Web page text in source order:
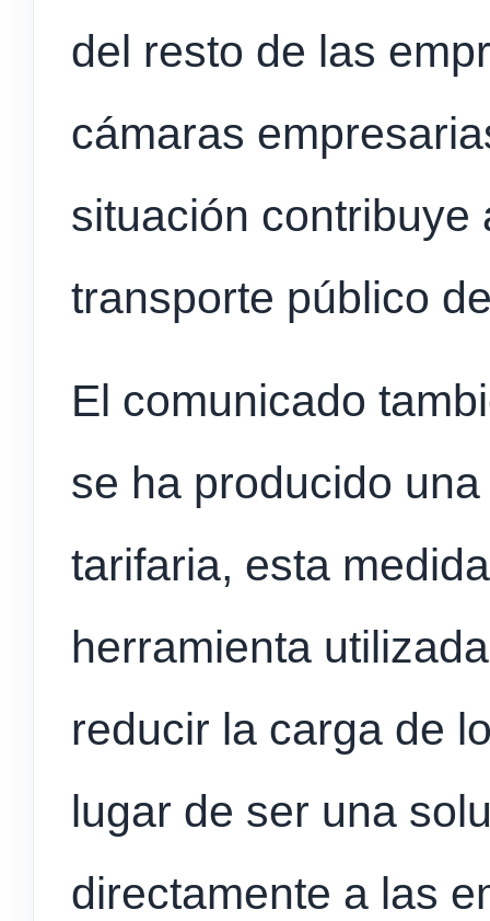
del resto de las
cámaras
situación contribuye
transporte público
El comunicado
se ha producido
tarifaria, esta
herramienta
reducir la carga de
lugar de ser una
directamente a las